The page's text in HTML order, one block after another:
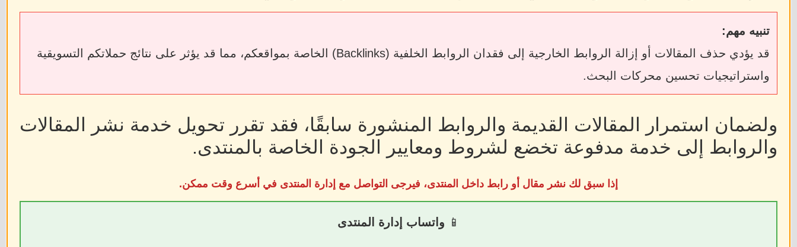
تنبيه مهم:
قد يؤدي حذف المقالات أو إزالة الروابط الخارجية إلى فقدان الروابط الخلفية (Backlinks) الخاصة بمواقعكم، مما قد يؤثر على نتائج حملاتكم التسويقية
واستراتيجيات تحسين محركات البحث.
ولضمان استمرار المقالات القديمة والروابط المنشورة سابقًا، فقد تقرر تحويل خدمة نشر المقالات
والروابط إلى خدمة مدفوعة تخضع لشروط ومعايير الجودة الخاصة بالمنتدى.
إذا سبق لك نشر مقال أو رابط داخل المنتدى، فيرجى التواصل مع إدارة المنتدى في أسرع وقت ممكن.
📱 واتساب إدارة المنتدى